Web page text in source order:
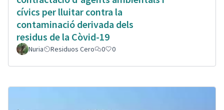
cívics per lluitar contra la
contaminació derivada dels
residus de la Còvid-19
Nuria Residuos Cero 0 0